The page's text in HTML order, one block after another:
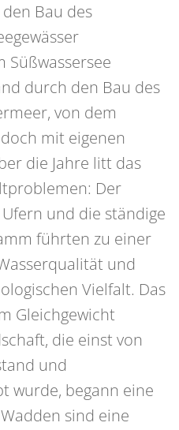
Bau des
Süßwassersee
durch den Bau des
von dem
mit eigenen
die Jahre litt das
Der
und die ständige
führten zu einer
und
Vielfalt. Das
Gleichgewicht
die einst von
und
wurde, begann eine
sind eine